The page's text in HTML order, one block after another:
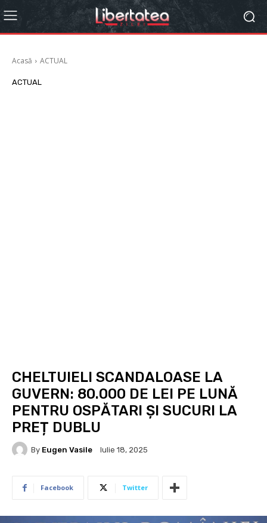
Acasă ACTUAL
ACTUAL
CHELTUIELI SCANDALOASE LA
GUVERN: 80.000 DE LEI PE LUNĂ
PENTRU OSPĂTARI ȘI SUCURI LA
PREȚ DUBLU
By Eugen Vasile Iulie 18, 2025
Facebook Twitter